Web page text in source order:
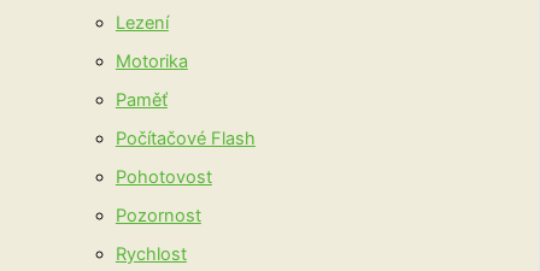
Lezení
Motorika
Paměť
Počítačové Flash
Pohotovost
Pozornost
Rychlost